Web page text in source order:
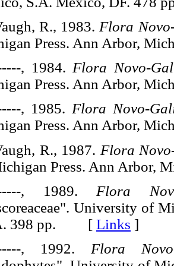
R., 1983. Flora
Press. Ann Arbor,
, 1984. Flora Novo-
Press. Ann Arbor,
, 1985. Flora Novo-
Press. Ann Arbor,
R., 1987. Flora
Press. Ann
, 1989. Flora
University of
398 pp. [ Links ]
, 1992. Flora